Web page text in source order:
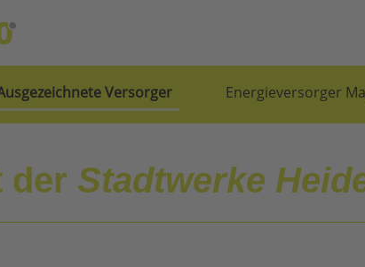
Versorger Energieversorger
der Stadtwerke